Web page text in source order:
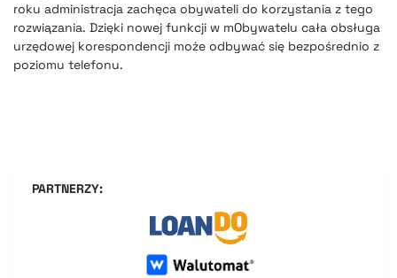
roku administracja zachęca obywateli do korzystania z tego
rozwiązania. Dzięki nowej funkcji w mObywatelu cała obsługa
urzędowej korespondencji może odbywać się bezpośrednio z
poziomu telefonu.
PARTNERZY: